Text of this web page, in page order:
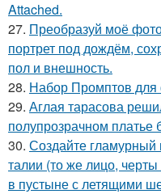
Attached.
27. Преобразуй моё
портрет под дождём,
пол и внешность.
28. Набор Промптов для
29. Аглая тарасова
полупрозрачном платье
30. Создайте
талии (то же лицо,
в пустыне с летящими